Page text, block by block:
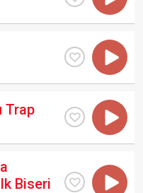
Trap
Biseri